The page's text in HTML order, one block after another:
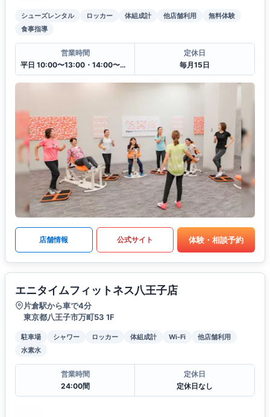
シューズレンタル ロッカー 体組成計 他店舗利用
無料体験
食事指導
営業時間
平日 10:00〜13:00・14:00〜20:00
定休日
毎月15日
店舗情報 公式サイト 体験・相談予約
エニタイムフィットネス八王子店
片倉駅から車で4分
東京都八王子市万町53 1F
駐車場 シャワー ロッカー 体組成計 Wi-Fi
他店舗利用
水素水
営業時間
24:00間
定休日
定休日なし